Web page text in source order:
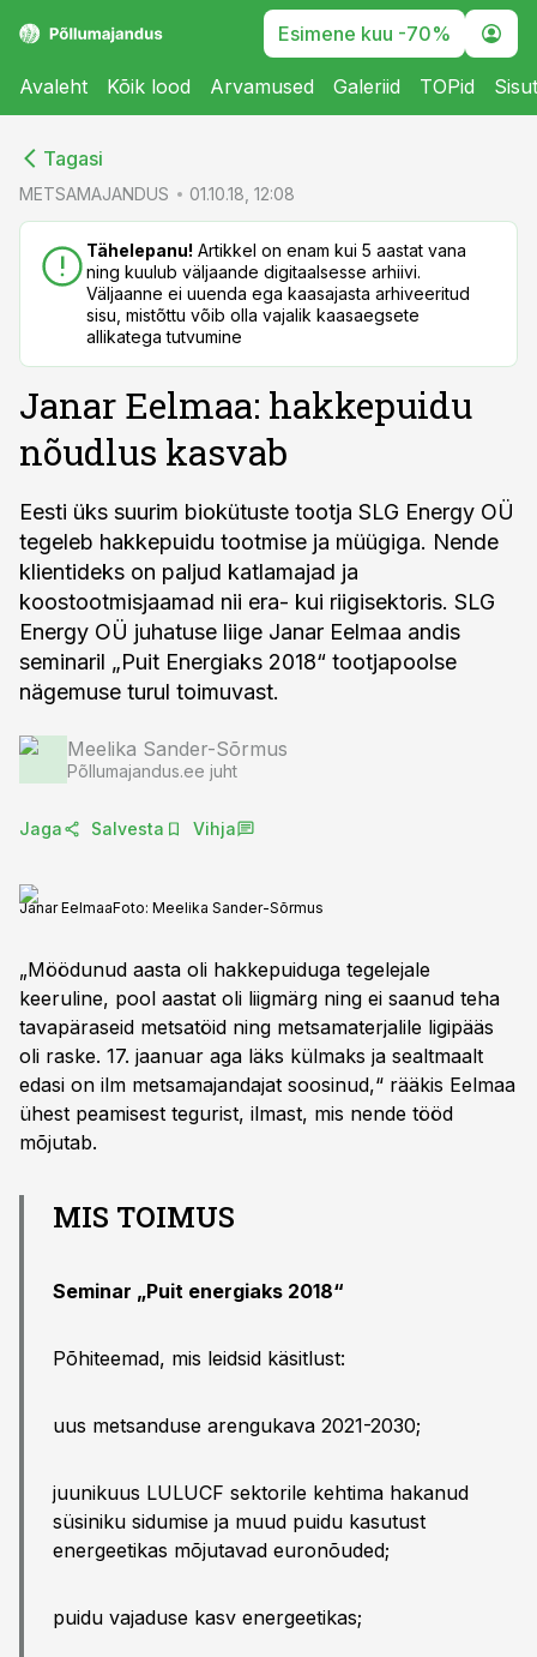
Esimene kuu -70%
Avaleht Kõik lood Arvamused Galeriid TOPid
Tagasi
METSAMAJANDUS 01.10.18, 12:08
Tähelepanu! Artikkel on enam kui 5 aastat vana
ning kuulub väljaande digitaalsesse arhiivi.
Väljaanne ei uuenda ega kaasajasta arhiveeritud
sisu, mistõttu võib olla vajalik kaasaegsete
allikatega tutvumine
Janar Eelmaa: hakkepuidu
nõudlus kasvab
Eesti üks suurim biokütuste tootja SLG Energy OÜ
tegeleb hakkepuidu tootmise ja müügiga. Nende
klientideks on paljud katlamajad ja
koostootmisjaamad nii era- kui riigisektoris. SLG
Energy OÜ juhatuse liige Janar Eelmaa andis
seminaril „Puit Energiaks 2018“ tootjapoolse
nägemuse turul toimuvast.
Meelika Sander-Sõrmus
Põllumajandus.ee juht
Jaga Salvesta Vihja
Janar EelmaaFoto: Meelika Sander-Sõrmus
„Möödunud aasta oli hakkepuiduga tegelejale
keeruline, pool aastat oli liigmärg ning ei saanud teha
tavapäraseid metsatöid ning metsamaterjalile ligipääs
oli raske. 17. jaanuar aga läks külmaks ja sealtmaalt
edasi on ilm metsamajandajat soosinud,“ rääkis Eelmaa
ühest peamisest tegurist, ilmast, mis nende tööd
mõjutab.
MIS TOIMUS
Seminar „Puit energiaks 2018“
Põhiteemad, mis leidsid käsitlust:
uus metsanduse arengukava 2021-2030;
juunikuus LULUCF sektorile kehtima hakanud
süsiniku sidumise ja muud puidu kasutust
energeetikas mõjutavad euronõuded;
puidu vajaduse kasv energeetikas;